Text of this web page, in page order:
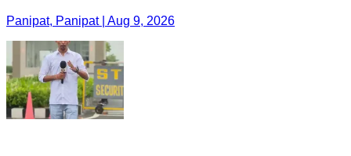
Panipat, Panipat | Aug 9, 2026